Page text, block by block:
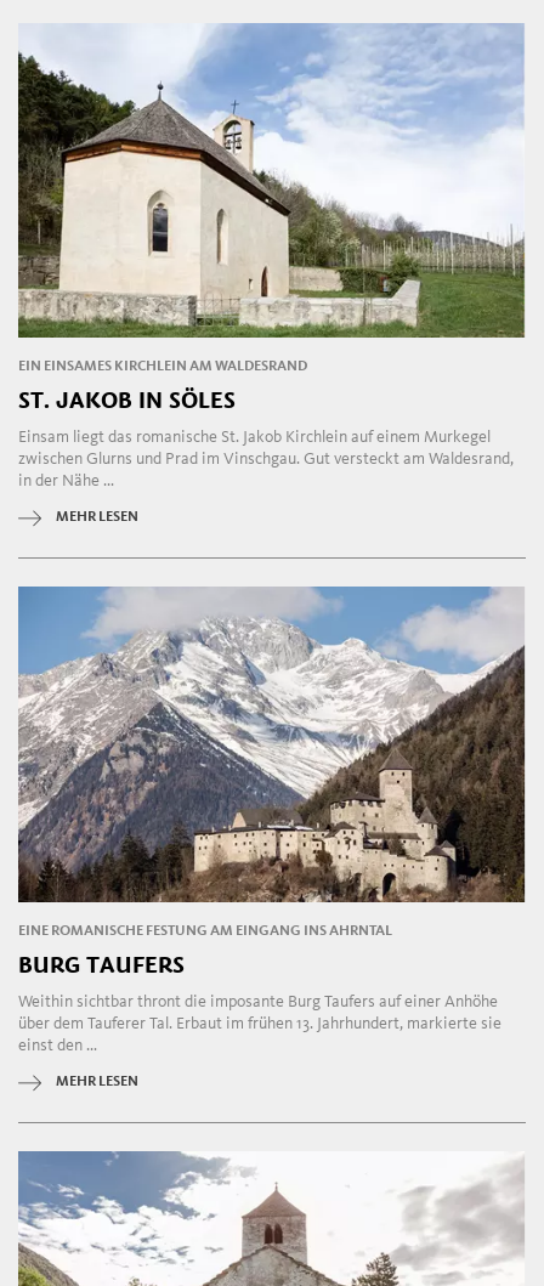
EIN EINSAMES KIRCHLEIN AM WALDESRAND
ST. JAKOB IN SÖLES
Einsam liegt das romanische St. Jakob Kirchlein auf einem Murkegel
zwischen Glurns und Prad im Vinschgau. Gut versteckt am Waldesrand,
in der Nähe ...
MEHR LESEN
EINE ROMANISCHE FESTUNG AM EINGANG INS AHRNTAL
BURG TAUFERS
Weithin sichtbar thront die imposante Burg Taufers auf einer Anhöhe
über dem Tauferer Tal. Erbaut im frühen 13. Jahrhundert, markierte sie
einst den ...
MEHR LESEN